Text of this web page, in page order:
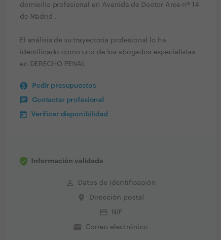
domicilio profesional en Avenida de Doctor Arce nº 14
de Madrid .
El análisis de su trayectoria profesional lo ha
identificado como uno de los abogados especialistas
en DERECHO PENAL
Pedir presupuestos
Contactar profesional
Verificar disponibilidad
Información validada
perm_identity Datos de identificación
place Dirección postal
credit_card NIF
email Correo electrónico